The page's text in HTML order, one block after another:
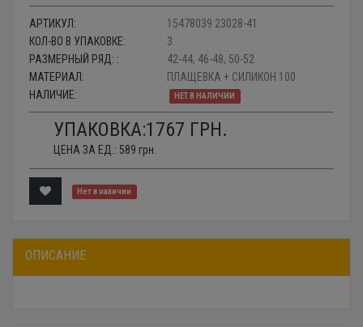
АРТИКУЛ:
15478039 23028-41
КОЛ-ВО В УПАКОВКЕ:
3
РАЗМЕРНЫЙ РЯД: :
42-44, 46-48, 50-52
МАТЕРИАЛ:
ПЛАЩЕВКА + СИЛИКОН 100
НАЛИЧИЕ:
НЕТ В НАЛИЧИИ
УПАКОВКА:1767 ГРН.
ЦЕНА ЗА ЕД.: 589 грн.
Нет в наличии
ОПИСАНИЕ